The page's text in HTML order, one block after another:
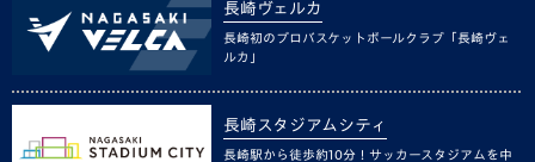
長崎ヴェルカ
長崎初のプロバスケットボールクラブ「長崎ヴェ
ルカ」
長崎スタジアムシティ
長崎駅から徒歩約10分！サッカースタジアムを中